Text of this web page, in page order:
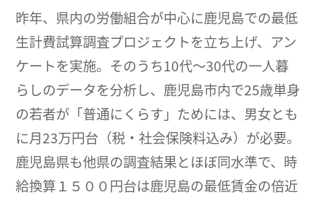
昨年、県内の労働組合が中心に鹿児島での最低
生計費試算調査プロジェクトを立ち上げ、アン
ケートを実施。そのうち10代～30代の一人暮
らしのデータを分析し、鹿児島市内で25歳単身
の若者が「普通にくらす」ためには、男女とも
に月23万円台（税・社会保険料込み）が必要。
鹿児島県も他県の調査結果とほぼ同水準で、時
給換算１５００円台は鹿児島の最低賃金の倍近